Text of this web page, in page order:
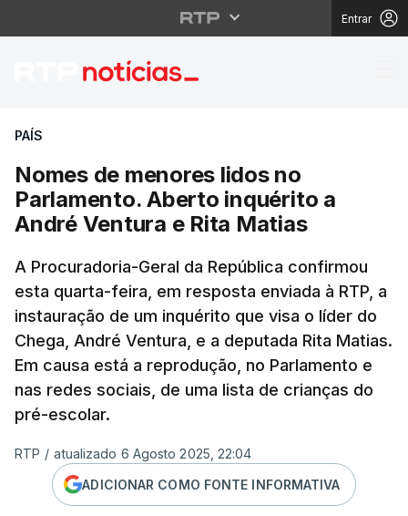
Entrar
Nomes de menores
PAÍS
Nomes de menores lidos no
Parlamento. Aberto inquérito a
André Ventura e Rita Matias
A Procuradoria-Geral da República confirmou
esta quarta-feira, em resposta enviada à RTP, a
instauração de um inquérito que visa o líder do
Chega, André Ventura, e a deputada Rita Matias.
Em causa está a reprodução, no Parlamento e
nas redes sociais, de uma lista de crianças do
pré-escolar.
RTP / atualizado 6 Agosto 2025, 22:04
ADICIONAR COMO FONTE INFORMATIVA